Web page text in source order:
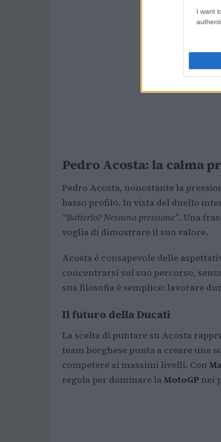
I want
Pedro Acosta: la calma
Pedro Acosta, nonostante la
basso profilo. In vista del duello
“Batterlo? Nessuna pressione”. Una
voglia di dimostrare il suo valore.
Acosta è consapevole delle
concentrarsi sul suo percorso,
sua filosofia è semplice: lavorare
Il futuro della Ducati
La scelta di puntare su Acosta
team borghese punta a creare una
competere ai massimi livelli. Con
regola per dominare laMotoGP nei